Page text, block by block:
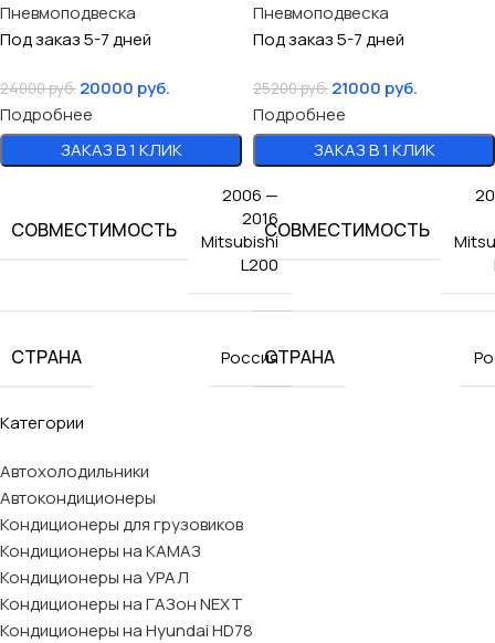
Категории
Автохолодильники
Автокондиционеры
Кондиционеры для грузовиков
Кондиционеры на КАМАЗ
Кондиционеры на УРАЛ
Кондиционеры на ГАЗон NEXT
Кондиционеры на Hyundai HD78
Пневмоподвеска
Под заказ 5-7 дней
24000руб. 20000 руб.
Подробнее
ЗАКАЗ В 1 КЛИК
СОВМЕСТИМОСТЬ
2006 —
2016
Mitsubishi
L200
СТРАНА Россия
Пневмоподвеска
Под заказ 5-7 дней
25200руб. 21000 руб.
Подробнее
ЗАКАЗ В 1 КЛИК
СОВМЕСТИМОСТЬ
СТРАНА